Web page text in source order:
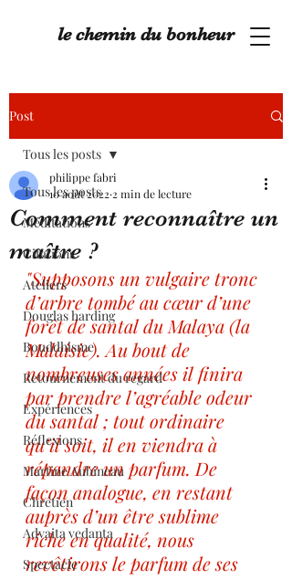
le chemin du bonheur
Post
Tous les posts
Méditations
Citations
Ateliers
Douglas harding
Bouddhisme
Retournement du regard
Expériences
Réflexions
Martine Aubineau
Chrétien
Advaita vedanta
Spectacle
Tous les posts
Comment reconnaître un
maître ?
philippe fabri
10 août 2022 2 min de lecture
"Supposons un vulgaire tronc
d’arbre tombé au cœur d’une
forêt de santal du Malaya (la
Malaisie). Au bout de
nombreuses années il finira
par prendre l’agréable odeur
du santal ; tout ordinaire
qu’il soit, il en viendra à
répandre un parfum. De
façon analogue, en restant
auprès d’un être sublime
riche en qualité, nous
revêtirons le parfum de ses